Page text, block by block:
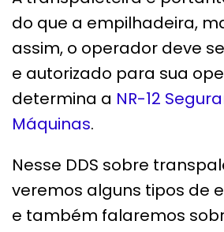
do que a empilhadeira,
assim, o operador deve
e autorizado para sua
determina a NR-12
Máquinas.
Nesse DDS sobre
veremos alguns tipos de
e também falaremos